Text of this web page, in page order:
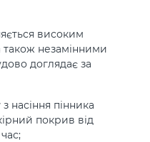
високим
також незамінними
доглядає за
насіння пінника
покрив від